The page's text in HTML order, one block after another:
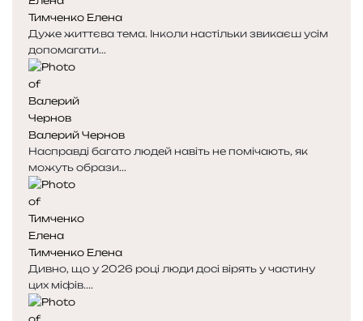
Тимченко Елена
Дуже життєва тема. Інколи настільки звикаєш усім
допомагати...
Валерий Чернов
Насправді багато людей навіть не помічають, як
можуть образи...
Тимченко Елена
Дивно, що у 2026 році люди досі вірять у частину
цих міфів....